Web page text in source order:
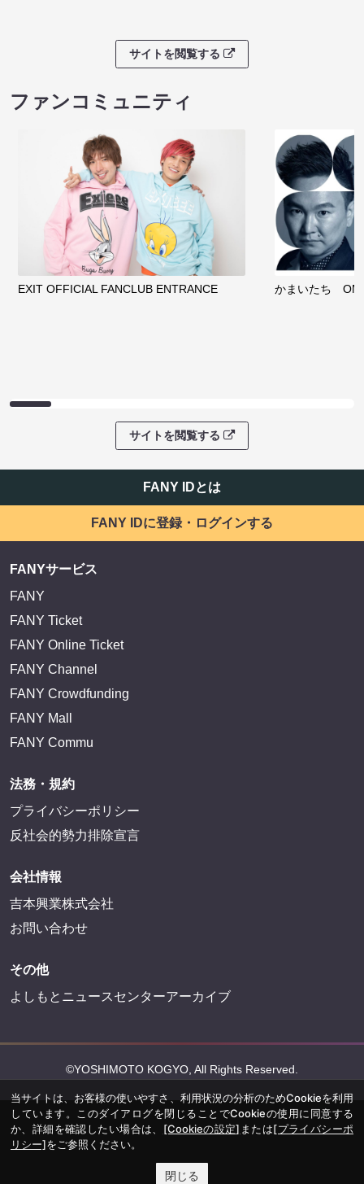
サイトを閲覧する
ファンコミュニティ
EXIT OFFICIAL FANCLUB ENTRANCE かまいたち
サイトを閲覧する
FANY IDとは
FANY IDに登録・ログインする
FANYサービス
FANY
FANY Ticket
FANY Online Ticket
FANY Channel
FANY Crowdfunding
FANY Mall
FANY Commu
法務・規約
プライバシーポリシー
反社会的勢力排除宣言
会社情報
吉本興業株式会社
お問い合わせ
その他
よしもとニュースセンターアーカイブ
©YOSHIMOTO KOGYO, All Rights Reserved.
当サイトは、お客様の使いやすさ、利用状況の分析のためCookieを利用
しています。このダイアログを閉じることでCookieの使用に同意する
か、詳細を確認したい場合は、 [Cookieの設定] または[プライバシーポ
リシー]をご参照ください。
閉じる